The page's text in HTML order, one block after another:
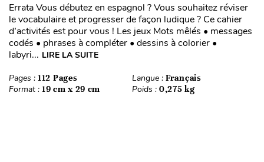
Errata Vous débutez en espagnol ? Vous souhaitez réviser
le vocabulaire et progresser de façon ludique ? Ce cahier
d’activités est pour vous ! Les jeux Mots mêlés • messages
codés • phrases à compléter • dessins à colorier •
labyri... LIRE LA SUITE
Pages : 112 Pages Langue : Français
Format : 19 cm x 29 cm Poids : 0,275 kg